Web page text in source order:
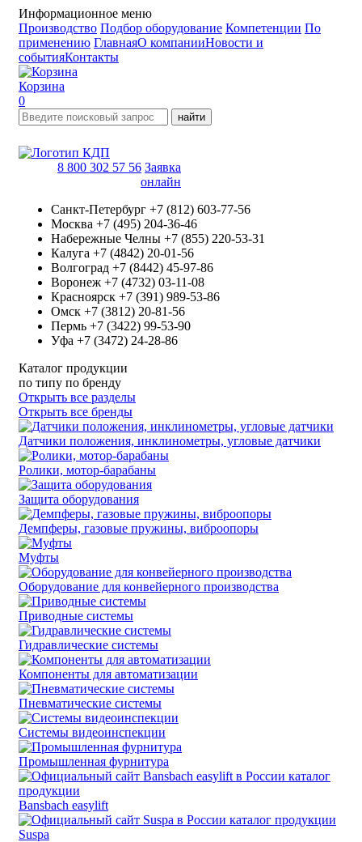
Информационное меню
Производство Подбор оборудование Компетенции По
применению ГлавнаяО компанииНовости и
событияКонтакты
Корзина
0
найти
8 800 302 57 56 Заявка
онлайн
Санкт-Петербург +7 (812) 603-77-56
Москва +7 (495) 204-36-46
Набережные Челны +7 (855) 220-53-31
Калуга +7 (4842) 20-01-56
Волгоград +7 (8442) 45-97-86
Воронеж +7 (4732) 03-11-08
Красноярск +7 (391) 989-53-86
Омск +7 (3812) 20-81-56
Пермь +7 (3422) 99-53-90
Уфа +7 (3472) 24-28-86
Каталог продукции
по типу по бренду
Открыть все разделы
Открыть все бренды
Датчики положения, инклинометры, угловые датчики
Ролики, мотор-барабаны
Защита оборудования
Демпферы, газовые пружины, виброопоры
Муфты
Оборудование для конвейерного производства
Приводные системы
Гидравлические системы
Компоненты для автоматизации
Пневматические системы
Системы видеоинспекции
Промышленная фурнитура
Bansbach easylift
Suspa